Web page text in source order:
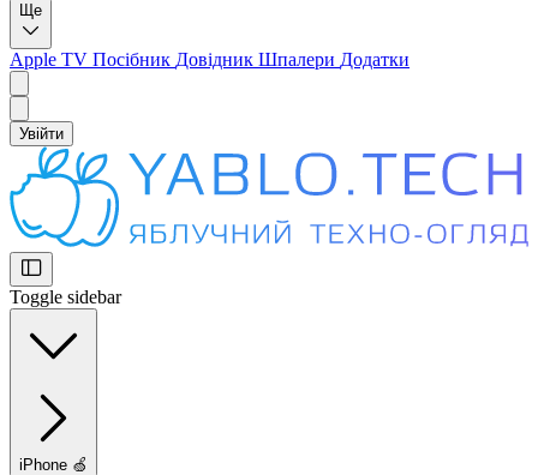
Ще
Apple TV Посібник Довідник Шпалери Додатки
Увійти
Toggle sidebar
iPhone 🍏